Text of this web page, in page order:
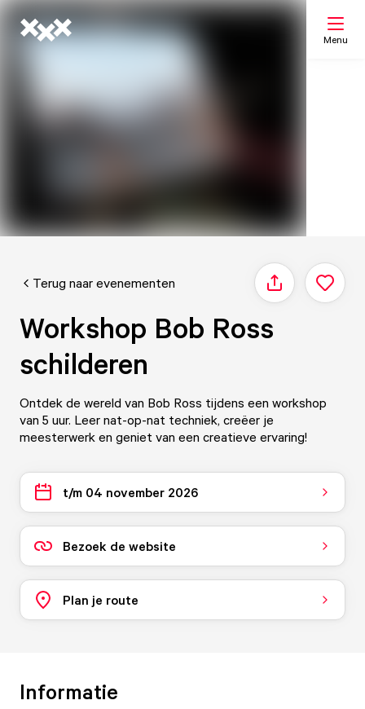
Menu
Terug naar evenementen Delen
Workshop Bob Ross
schilderen
Ontdek de wereld van Bob Ross tijdens een workshop
van 5 uur. Leer nat-op-nat techniek, creëer je
meesterwerk en geniet van een creatieve ervaring!
t/m 04 november 2026
Bezoek de website
Plan je route
Informatie